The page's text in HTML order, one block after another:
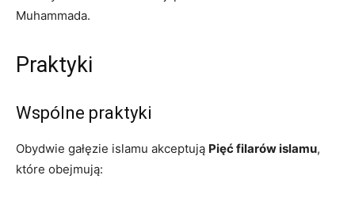
Muhammada.
Praktyki
Wspólne praktyki
Obydwie gałęzie islamu akceptują Pięć filarów islamu,
które obejmują: